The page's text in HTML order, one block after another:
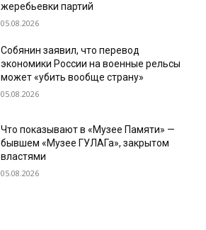
жеребьевки партий
05.08.2026
Собянин заявил, что перевод
экономики России на военные рельсы
может «убить вообще страну»
05.08.2026
Что показывают в «Музее Памяти» —
бывшем «Музее ГУЛАГа», закрытом
властями
05.08.2026